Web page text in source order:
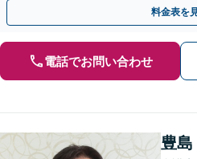
料金表を
電話でお問い合わせ
豊